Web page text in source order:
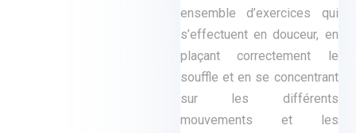
ensemble d’exercices qui
s’effectuent en douceur, en
plaçant correctement le
souffle et en se concentrant
sur les différents
mouvements et les